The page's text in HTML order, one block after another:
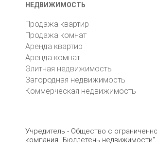
НЕДВИЖИМОСТЬ
Продажа квартир
Продажа комнат
Аренда квартир
Аренда комнат
Элитная недвижимость
Загородная недвижимость
Коммерческая недвижимость
Учредитель - Общество с
компания "Бюллетень недвижимости"